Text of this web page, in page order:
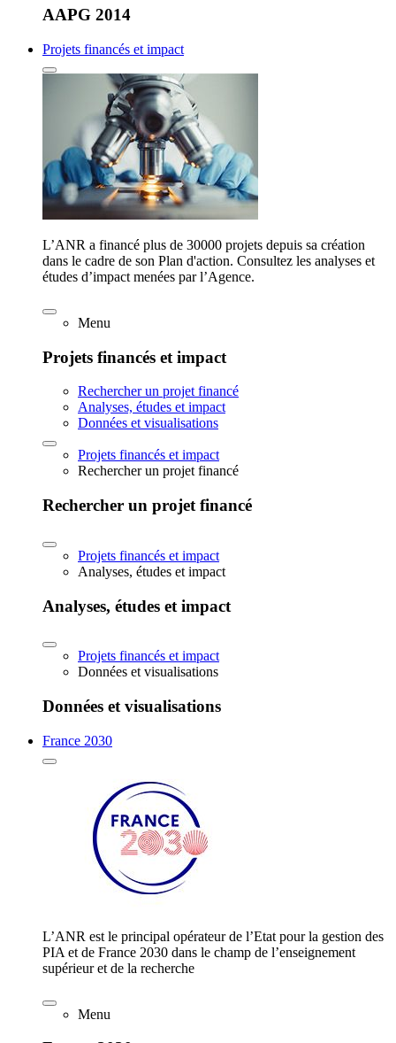
AAPG 2014
Projets financés et impact
L’ANR a financé plus de 30000 projets depuis sa création
dans le cadre de son Plan d'action. Consultez les analyses et
études d’impact menées par l’Agence.
Menu
Projets financés et impact
Rechercher un projet financé
Analyses, études et impact
Données et visualisations
Projets financés et impact
Rechercher un projet financé
Rechercher un projet financé
Projets financés et impact
Analyses, études et impact
Analyses, études et impact
Projets financés et impact
Données et visualisations
Données et visualisations
France 2030
L’ANR est le principal opérateur de l’Etat pour la gestion des
PIA et de France 2030 dans le champ de l’enseignement
supérieur et de la recherche
Menu